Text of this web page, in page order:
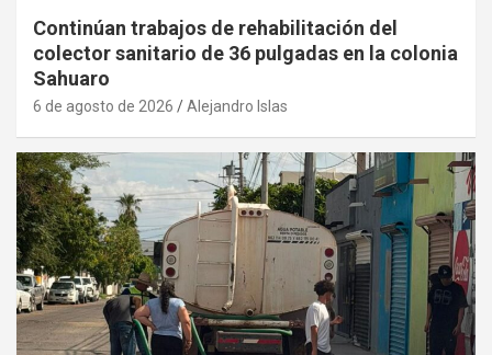
Continúan trabajos de rehabilitación del
colector sanitario de 36 pulgadas en la colonia
Sahuaro
6 de agosto de 2026 Alejandro Islas